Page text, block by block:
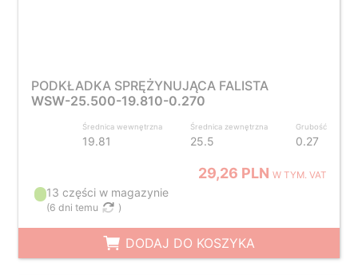
PODKŁADKA SPRĘŻYNUJĄCA FALISTA
WSW-25.500-19.810-0.270
Średnica wewnętrzna
19.81
Średnica zewnętrzna
25.5
Grubość
0.27
29,26 PLNW TYM. VAT
13 części w magazynie
(6 dni temu )
DODAJ DO KOSZYKA